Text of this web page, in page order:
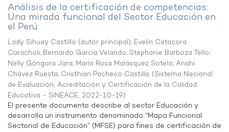
Análisis de la certificación de competencias:
Una mirada funcional del Sector Educación en
el Perú
Lady Sihuay Castillo (autor principal); Evelin Catacora
Caracholi; Bernardo García Velando; Stephanie Barboza Tello;
Nelly Góngora Jara; María Rosa Malásquez Sotelo; Anahí
Chávez Ruesta; Cristhian Pacheco Castillo (Sistema Nacional
de Evaluación, Acreditación y Certificación de la Calidad
Educativa - SINEACE, 2022-10-19)
El presente documento describe al sector Educación y
desarrolla un instrumento denominado “Mapa Funcional
Sectorial de Educación” (MFSE) para fines de certificación de